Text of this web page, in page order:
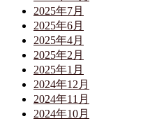
2025年7月
2025年6月
2025年4月
2025年2月
2025年1月
2024年12月
2024年11月
2024年10月